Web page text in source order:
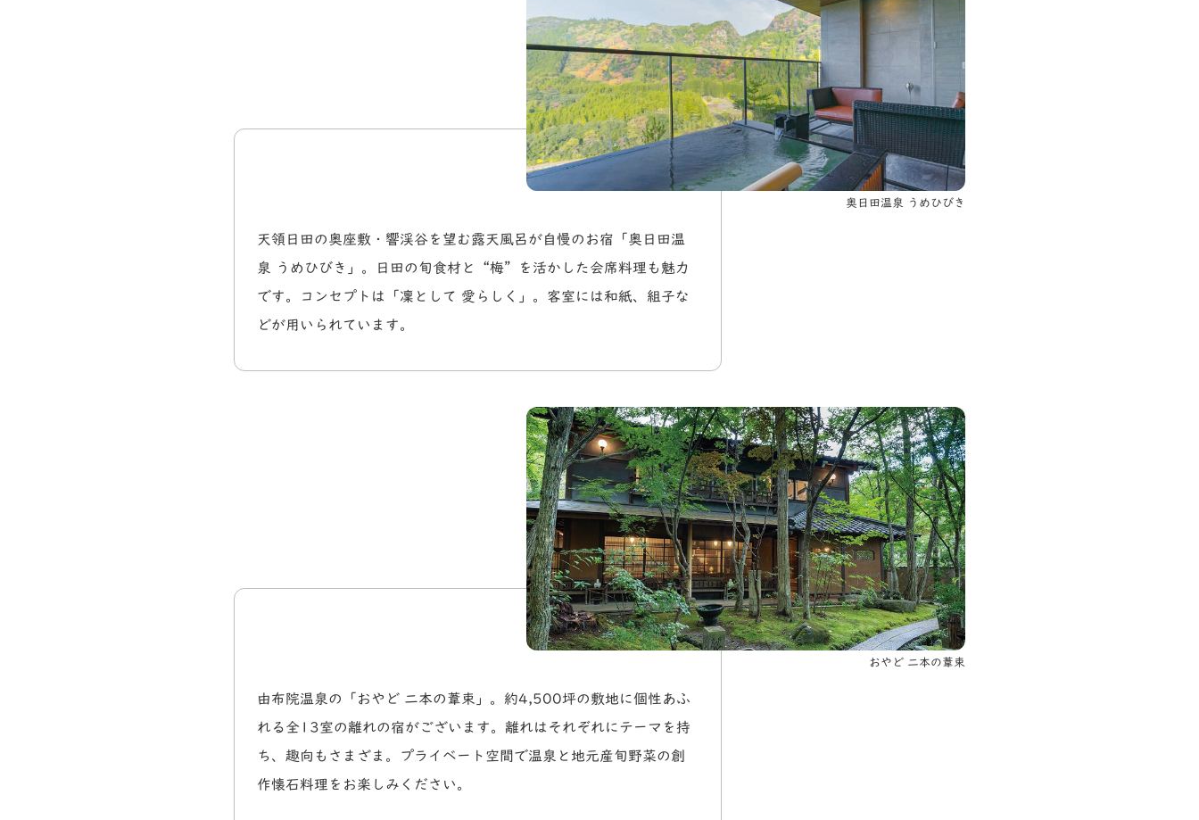
天領日田の奥座敷・響渓谷を望む露天風呂が自慢のお宿「奥日田温
泉 うめひびき」。日田の旬食材と“梅”を活かした会席料理も魅力
です。コンセプトは「凜として 愛らしく」。客室には和紙、組子な
どが用いられています。
奥日田温泉 うめひびき
由布院温泉の「おやど 二本の葦束」。約4,500坪の敷地に個性あふ
れる全13室の離れの宿がございます。離れはそれぞれにテーマを持
ち、趣向もさまざま。プライベート空間で温泉と地元産旬野菜の創
作懐石料理をお楽しみください。
おやど 二本の葦束